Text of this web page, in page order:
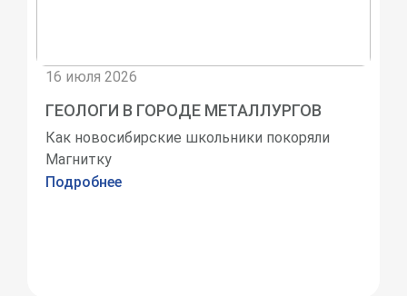
16 июля 2026
ГЕОЛОГИ В ГОРОДЕ МЕТАЛЛУРГОВ
Как новосибирские школьники покоряли
Магнитку
Подробнее